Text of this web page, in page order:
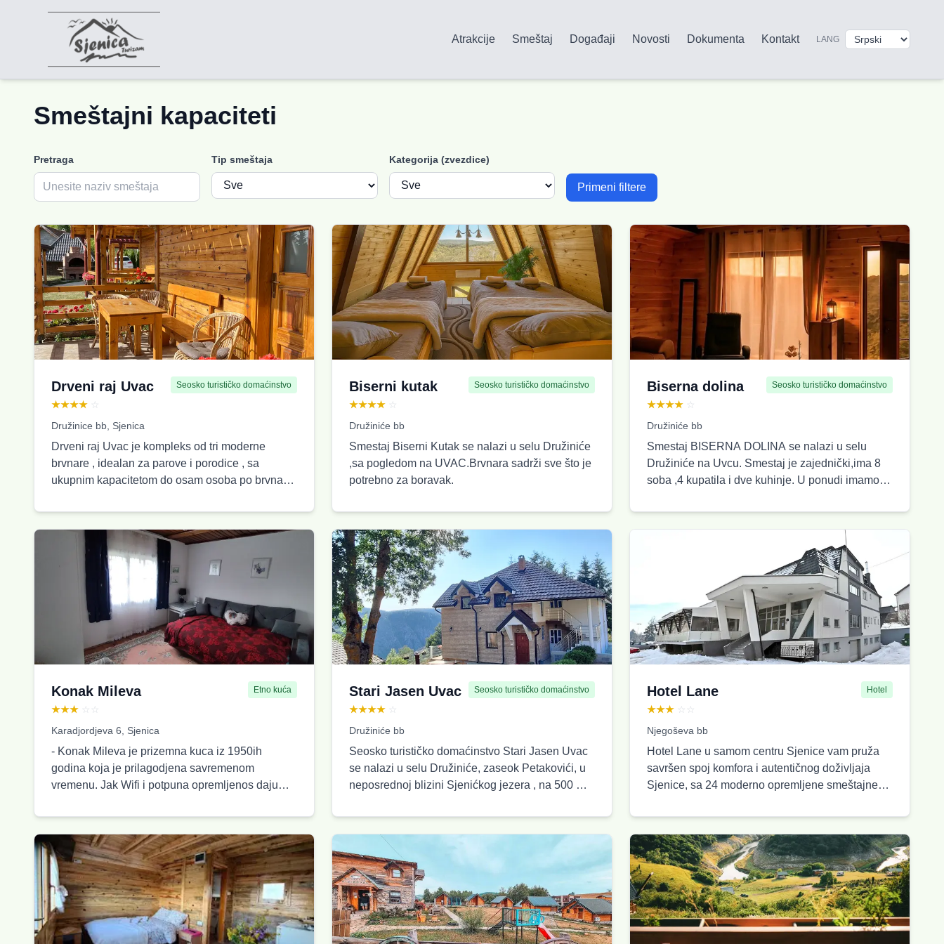
Atrakcije Smeštaj Događaji Novosti Dokumenta Kontakt LANG
Smeštajni kapaciteti
Pretraga Tip smeštaja Kategorija (zvezdice)
Primeni filtere
Drveni raj Uvac
★★★★ ☆
Seosko turističko domaćinstvo
Družinice bb, Sjenica
Drveni raj Uvac je kompleks od tri moderne
brvnare , idealan za parove i porodice , sa
ukupnim kapacitetom do osam osoba po brvnari
savršen su kutak za jutarnju kafu ili večernje
opuštanje . U prijatnom , prirodnom ambijentu
uživaćete u miru i privatnosti , daleko od gužve .
Gostima su dostupni kvadovi , a u blizini se
nalaze atraktivni vidikovac Molitva ,meandri Uvca
kao i čuveni viseći most . Savršen izbor za sve
koji žele udoban , rustičan boravak na Uvcu u
prirodnoj atmosferi i potpunom miru okruženom
zelenilom .
Biserni kutak
★★★★ ☆
Seosko turističko domaćinstvo
Družiniće bb
Smestaj Biserni Kutak se nalazi u selu Družiniće
,sa pogledom na UVAC.Brvnara sadrži sve što je
potrebno za boravak.
Biserna dolina
★★★★ ☆
Seosko turističko domaćinstvo
Družiniće bb
Smestaj BISERNA DOLINA se nalazi u selu
Družiniće na Uvcu. Smestaj je zajednički,ima 8
soba ,4 kupatila i dve kuhinje. U ponudi imamo i
Konak Mileva
★★★ ☆☆
Etno kuća
Karadjordjeva 6, Sjenica
- Konak Mileva je prizemna kuca iz 1950ih
godina koja je prilagodjena savremenom
vremenu. Jak Wifi i potpuna opremljenos daju
dvoriste gde se mogu parkirati kola kao i deo
dvorista koji je savrsen za odmor uz potpunu
privatnost. Kapacitet: 5 osoba
Stari Jasen Uvac
★★★★ ☆
Seosko turističko domaćinstvo
Družiniće bb
Seosko turističko domaćinstvo Stari Jasen Uvac
se nalazi u selu Družiniće, zaseok Petakovići, u
neposrednoj blizini Sjenićkog jezera , na 500 m
vidikovca Molitva na Uvcu. S obzirom na svoju
lokaciju ovo mesto je idealno za porodični odmor,
druženje, krstarenje kanjonom Uvca, plivanje,
lov, ribolov, obilazak ledene pećine, osmatranje
Beloglavog supa.Domaćinstvo nudi 4 apartmana
sa 15 ležajeva. Stari Jasen Uvac je kategorisan
kao seosko turističko domaćinstvo i ima 4
zvezdice.
Hotel Lane
★★★ ☆☆
Hotel
Njegoševa bb
Hotel Lane u samom centru Sjenice vam pruža
savršen spoj komfora i autentičnog doživljaja
Sjenice, sa 24 moderno opremljene smeštajne
parking i WiFi. Bilo da dolazite poslovno ili
turistički, kod nas ćete pronaći idealan smeštaj za
prijatan i bezbrižan boravak. Hotel Lane Sjenica
je porodični hotel sa tradicijom dužom od pola
veka, nastao iz ljubavi prema prirodi i
gostoprimstvu. Naša misija je da gostima
pružimo jedinstven spoj udobnosti, autentične
domaće kuhinje i topline domaćinske atmosfere.